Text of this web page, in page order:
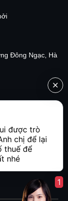
Đông Ngạc, Hà
2018/NĐ-CP
- Nacencomm
CA
CA
được trò
chị để lại
thuế để
nhé
1